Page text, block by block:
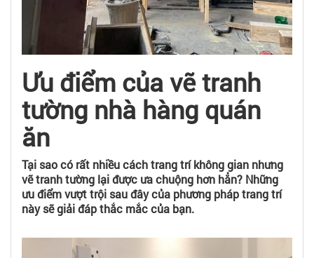
Ưu điểm của vẽ tranh
tường nhà hàng quán
ăn
Tại sao có rất nhiều cách trang trí không gian nhưng
vẽ tranh tường lại được ưa chuộng hơn hẳn? Những
ưu điểm vượt trội sau đây của phương pháp trang trí
này sẽ giải đáp thắc mắc của bạn.